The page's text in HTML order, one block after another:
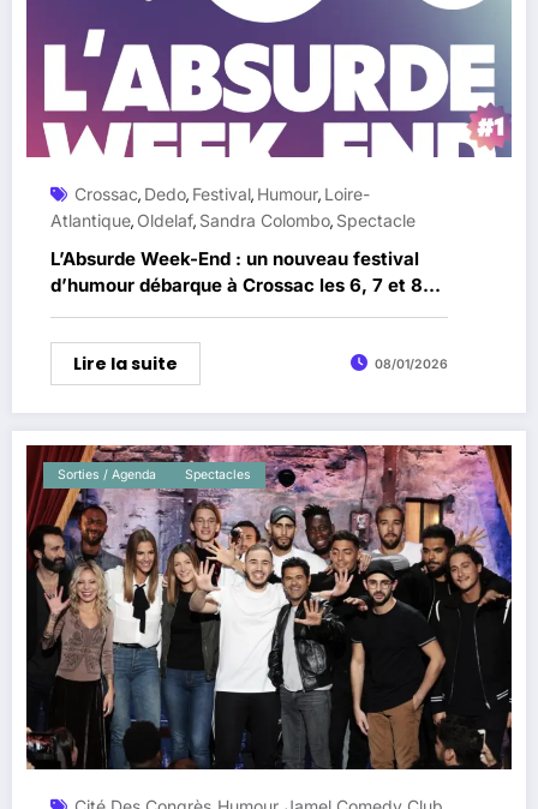
Crossac, Dedo, Festival, Humour, Loire-
Atlantique, Oldelaf, Sandra Colombo, Spectacle
L’Absurde Week-End : un nouveau festival
d’humour débarque à Crossac les 6, 7 et 8
février 2026
Lire la suite 08/01/2026
Sorties / Agenda Spectacles